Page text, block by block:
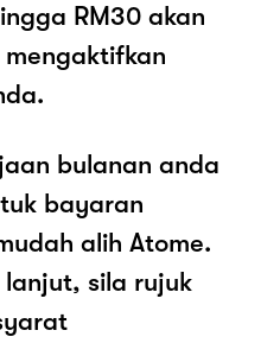
RM30 akan
bulanan anda
bayaran
alih Atome.
sila rujuk